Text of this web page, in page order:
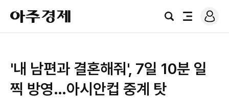
아
주
경
검
전
로
그
'내 남편과 결혼해줘', 7일 10분 일
찍 방영…아시안컵 중계 탓